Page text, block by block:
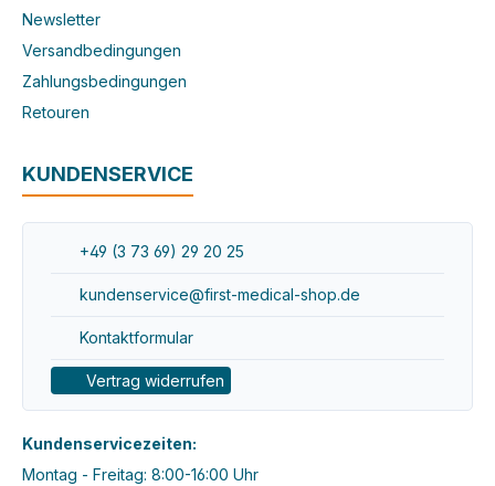
Newsletter
Versandbedingungen
Zahlungsbedingungen
Retouren
KUNDENSERVICE
+49 (3 73 69) 29 20 25
kundenservice@first-medical-shop.de
Kontaktformular
Vertrag widerrufen
Kundenservicezeiten:
Montag - Freitag: 8:00-16:00 Uhr